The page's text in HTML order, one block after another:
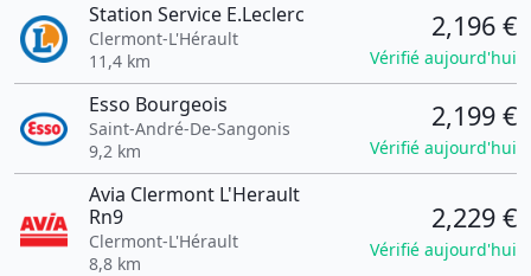
Station Service E.Leclerc
Clermont-L'Hérault
11,4 km
2,196 €
Vérifié aujourd'hui
Esso Bourgeois
Saint-André-De-Sangonis
9,2 km
2,199 €
Vérifié aujourd'hui
Avia Clermont L'Herault
Rn9
Clermont-L'Hérault
8,8 km
2,229 €
Vérifié aujourd'hui